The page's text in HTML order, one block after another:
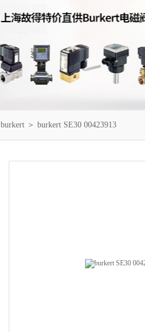
burkert ＞ burkert SE30 00423913